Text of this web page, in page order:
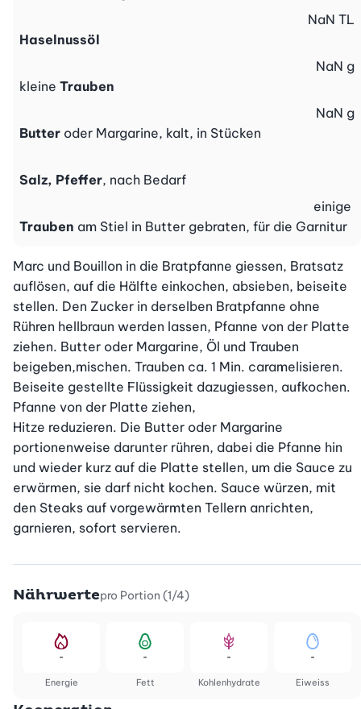
Haselnussöl
NaN TL
kleine Trauben
NaN g
Butter oder Margarine, kalt, in Stücken
NaN g
Salz, Pfeffer, nach Bedarf
Trauben am Stiel in Butter gebraten, für die Garnitur
einige
Marc und Bouillon in die Bratpfanne giessen, Bratsatz
auflösen, auf die Hälfte einkochen, absieben, beiseite
stellen. Den Zucker in derselben Bratpfanne ohne
Rühren hellbraun werden lassen, Pfanne von der Platte
ziehen. Butter oder Margarine, Öl und Trauben
beigeben,mischen. Trauben ca. 1 Min. caramelisieren.
Beiseite gestellte Flüssigkeit dazugiessen, aufkochen.
Pfanne von der Platte ziehen,
Hitze reduzieren. Die Butter oder Margarine
portionenweise darunter rühren, dabei die Pfanne hin
und wieder kurz auf die Platte stellen, um die Sauce zu
erwärmen, sie darf nicht kochen. Sauce würzen, mit
den Steaks auf vorgewärmten Tellern anrichten,
garnieren, sofort servieren.
Nährwertepro Portion (1/4)
Energie
-
Fett
-
Kohlenhydrate
-
Eiweiss
-